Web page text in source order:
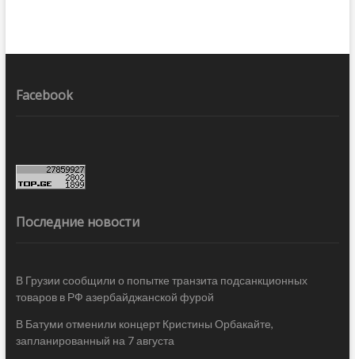
Facebook
Последние новости
В Грузии сообщили о попытке транзита подсанкционных
товаров в РФ азербайджанской фурой
В Батуми отменили концерт Кристины Орбакайте,
запланированный на 7 августа